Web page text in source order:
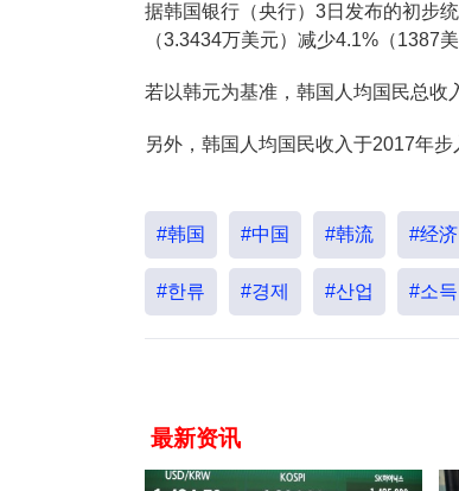
据韩国银行（央行）3日发布的初步
（3.3434万美元）减少4.1%（1387
若以韩元为基准，韩国人均国民总收
另外，韩国人均国民收入于2017年
#韩国 #中国 #韩流 #经济
#한류 #경제 #산업 #소득
最新资讯